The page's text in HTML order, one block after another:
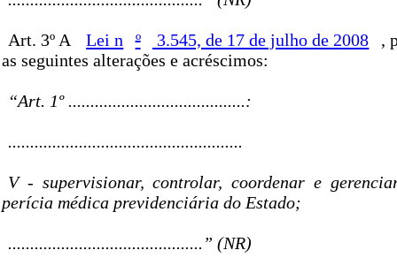
Art. 3º A Lei n º 3.545, de 17 de julho de 2008
,
as seguintes alterações e acréscimos:
“Art. 1º ........................................:
.....................................................
V - supervisionar, controlar, coordenar e
perícia médica previdenciária do Estado;
............................................” (NR)